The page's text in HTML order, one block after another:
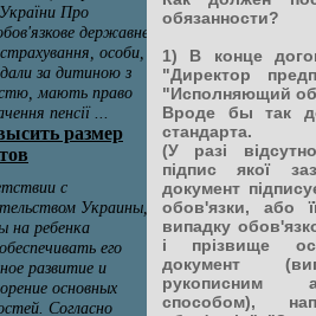
обязанности?
1) В конце
"Директор
"Исполняющий
Вроде бы так
стандарта.
(У разі
підпис якої
документ
обов'язки, або
випадку
і прізвище
документ
рукописним
способом),